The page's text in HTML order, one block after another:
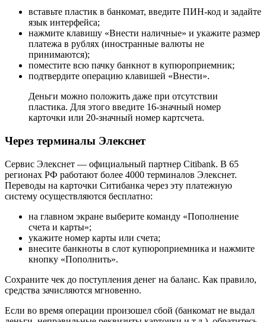
вставьте пластик в банкомат, введите ПИН-код и задайте
язык интерфейса;
нажмите клавишу «Внести наличные» и укажите размер
платежа в рублях (иностранные валюты не
принимаются);
поместите всю пачку банкнот в купюроприемник;
подтвердите операцию клавишей «Внести».
Деньги можно положить даже при отсутствии
пластика. Для этого введите 16-значный номер
карточки или 20-значный номер картсчета.
Через терминалы Элекснет
Сервис Элекснет — официальный партнер Citibank. В 65
регионах РФ работают более 4000 терминалов Элекснет.
Переводы на карточки Ситибанка через эту платежную
систему осуществляются бесплатно:
на главном экране выберите команду «Пополнение
счета и карты»;
укажите номер карты или счета;
внесите банкноты в слот купюроприемника и нажмите
кнопку «Пополнить».
Сохраните чек до поступления денег на баланс. Как правило,
средства зачисляются мгновенно.
Если во время операции произошел сбой (банкомат не выдал